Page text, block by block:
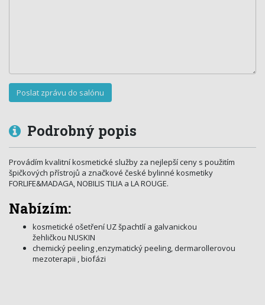
Podrobný popis
Provádím kvalitní kosmetické služby za nejlepší ceny s použitím
špičkových přístrojů a značkové české bylinné kosmetiky
FORLIFE&MADAGA, NOBILIS TILIA a LA ROUGE.
Nabízím:
kosmetické ošetření UZ špachtlí a galvanickou
žehličkou NUSKIN
chemický peeling ,enzymatický peeling, dermarollerovou
mezoterapii , biofázi